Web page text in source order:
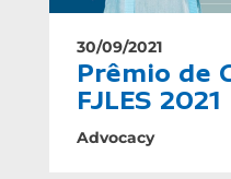
30/09/2021
Prêmio de
FJLES 2021
Advocacy